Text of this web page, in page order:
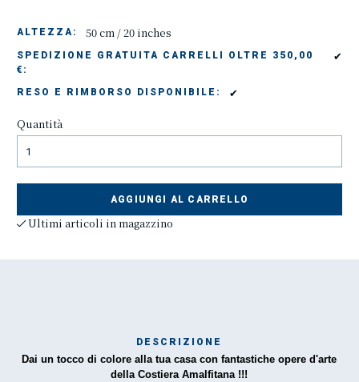
ALTEZZA: 50 cm / 20 inches
SPEDIZIONE GRATUITA CARRELLI OLTRE 350,00
€:
✔
RESO E RIMBORSO DISPONIBILE: ✔
Quantità
AGGIUNGI AL CARRELLO
Ultimi articoli in magazzino
DESCRIZIONE
Dai un tocco di colore alla tua casa con fantastiche opere d'arte
della Costiera Amalfitana !!!